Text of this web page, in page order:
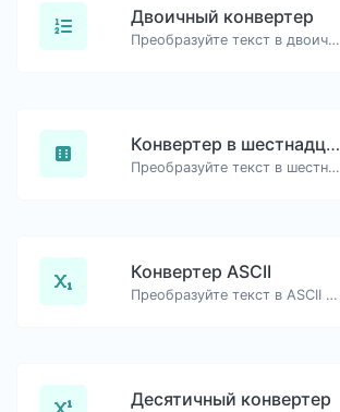
Двоичный конвертер
Преобразуйте текст в двоичный код и обратно для любой строковой входной информации.
Конвертер в шестнадцатеричный формат
Преобразуйте текст в шестнадцатеричный формат и обратно для любой строковой входной информации.
Конвертер ASCII
Преобразуйте текст в ASCII и обратно для любой входной строки.
Десятичный конвертер